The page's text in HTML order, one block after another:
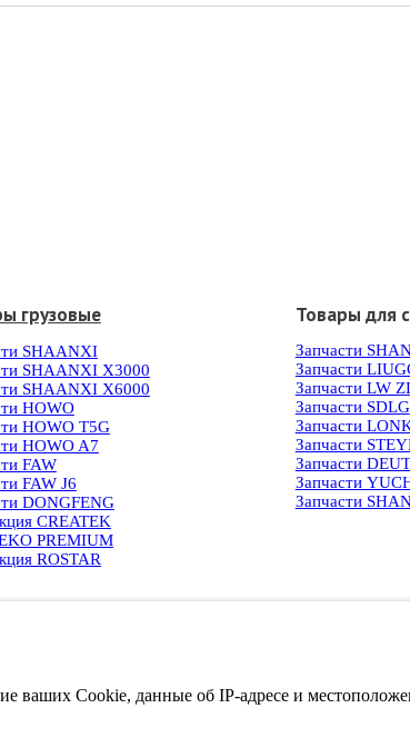
грузовые
SHAANXI
SHAANXI X3000
SHAANXI X6000
HOWO
HOWO T5G
HOWO A7
FAW
FAW J6
DONGFENG
CREATEK
PREMIUM
ROSTAR
Товары для
Запчасти
Запчасти
Запчасти LW
Запчасти SDLG
Запчасти
Запчасти
Запчасти
Запчасти
Запчасти
ваших Cookie, данные об IP-адресе и